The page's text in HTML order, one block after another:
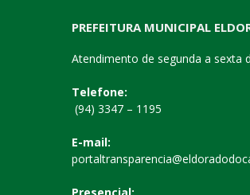
PREFEITURA MUNICIPAL
Atendimento de segunda a sexta
Telefone:
(94) 3347 – 1195
E-mail: